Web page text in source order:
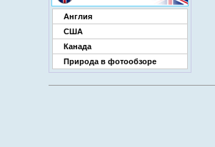
Англия
США
Канада
Природа в фотообзоре